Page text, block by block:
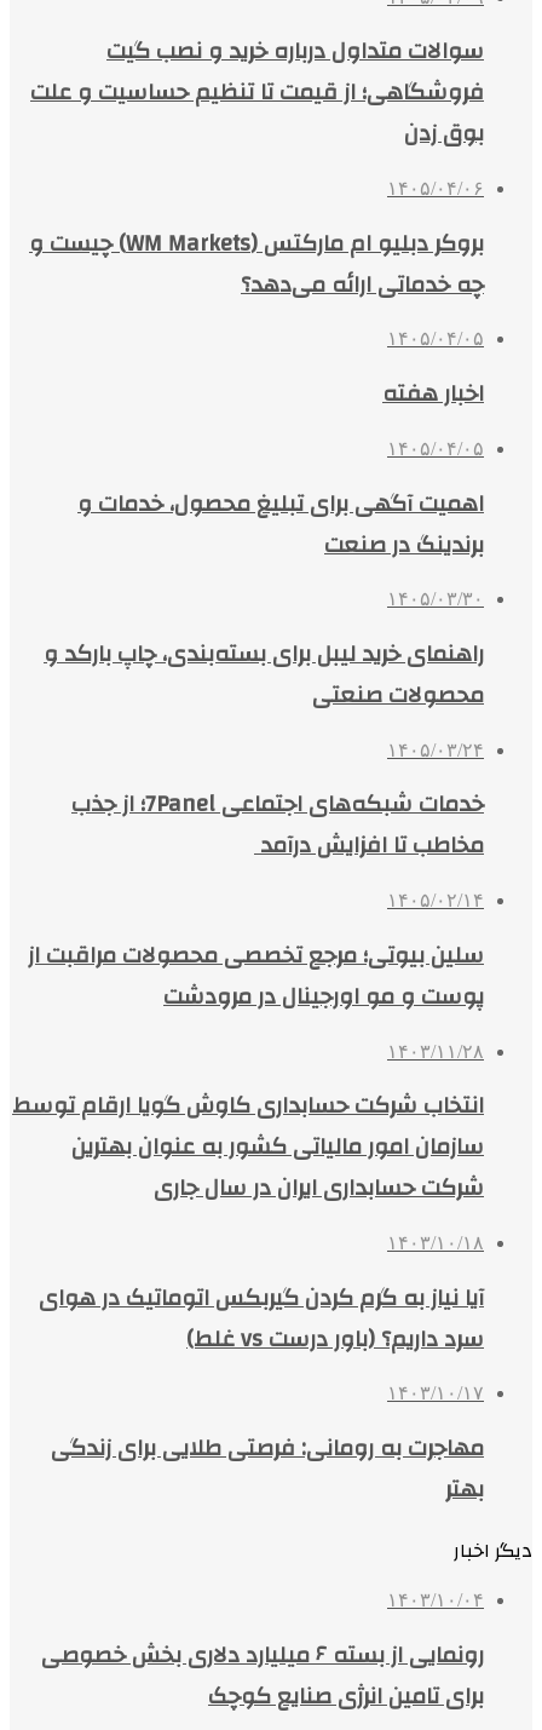
سوالات متداول درباره خرید و نصب گیت
فروشگاهی؛ از قیمت تا تنظیم حساسیت و علت
بوق زدن
۱۴۰۵/۰۴/۰۶
بروکر دبلیو ام مارکتس (WM Markets) چیست و
چه خدماتی ارائه می‌دهد؟
۱۴۰۵/۰۴/۰۵
اخبار هفته
۱۴۰۵/۰۴/۰۵
اهمیت آگهی برای تبلیغ محصول، خدمات و
برندینگ در صنعت
۱۴۰۵/۰۳/۳۰
راهنمای خرید لیبل برای بسته‌بندی، چاپ بارکد و
محصولات صنعتی
۱۴۰۵/۰۳/۲۴
خدمات شبکه‌های اجتماعی 7Panel؛ از جذب
مخاطب تا افزایش درآمد
۱۴۰۵/۰۲/۱۴
سلین بیوتی؛ مرجع تخصصی محصولات مراقبت از
پوست و مو اورجینال در مرودشت
۱۴۰۳/۱۱/۲۸
انتخاب شرکت حسابداری کاوش گویا ارقام توسط
سازمان امور مالیاتی کشور به عنوان بهترین
شرکت حسابداری ایران در سال جاری
۱۴۰۳/۱۰/۱۸
آیا نیاز به گرم کردن گیربکس اتوماتیک در هوای
سرد داریم؟ (باور درست vs غلط)
۱۴۰۳/۱۰/۱۷
مهاجرت به رومانی: فرصتی طلایی برای زندگی
بهتر
دیگر اخبار
۱۴۰۳/۱۰/۰۴
رونمایی از بسته ۶ میلیارد دلاری بخش خصوصی
برای تامین انرژی صنایع کوچک